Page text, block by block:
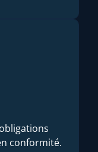
conformité.